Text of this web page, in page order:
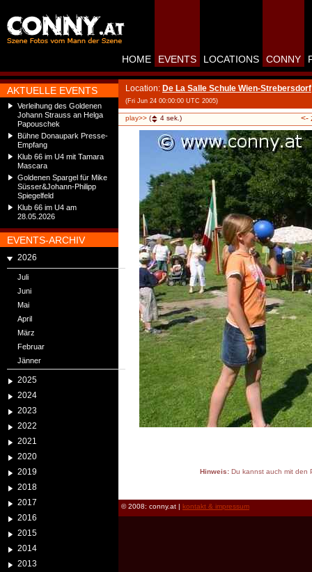
AKTUELLE EVENTS
Verleihung des Goldenen
Johann Strauss an Helga
Papouschek
Bühne Donaupark Presse-
Empfang
Klub 66 im U4 mit Tamara
Mascara
Goldenen Spargel für Mike
Süsser&Johann-Philipp
Spiegelfeld
Klub 66 im U4 am
28.05.2026
EVENTS-ARCHIV
2026
Juli
Juni
Mai
April
März
Februar
Jänner
2025
2024
2023
2022
2021
2020
2019
2018
2017
2016
2015
2014
2013
HOME EVENTS LOCATIONS CONNY
Location: De La Salle Schule Wien-Strebersdorf
(Fri Jun 24 00:00:00 UTC 2005)
play>> ( 4 sek.) <-
Hinweis:Du kannst auch mit den
© 2008: conny.at | kontakt & impressum